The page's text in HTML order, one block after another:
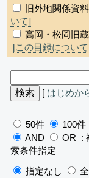
旧外地関係資
いて]
高岡・松岡旧
[この目録につい
[ はじめか
50件 100件
AND
OR :
索条件指定
指定なし